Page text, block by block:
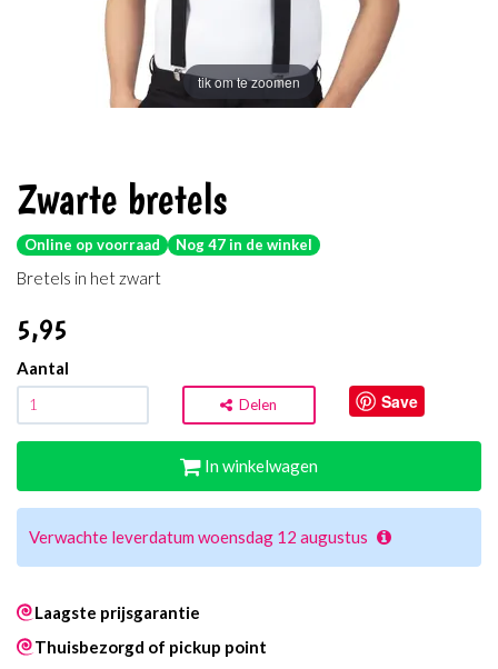
tik om te zoomen
Zwarte bretels
Online op voorraad Nog 47 in de winkel
Bretels in het zwart
5,95
Aantal
Delen Save
In winkelwagen
Verwachte leverdatum woensdag 12 augustus
Laagste prijsgarantie
Thuisbezorgd of pickup point